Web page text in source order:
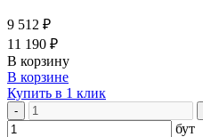
9 512 ₽
11 190 ₽
В корзину
В корзине
Купить в 1 клик
-
бут